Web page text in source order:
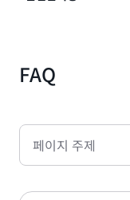
때 Performance
필요한지 판단할
Console
성이나 유지 관리
FAQ
페이지 주제